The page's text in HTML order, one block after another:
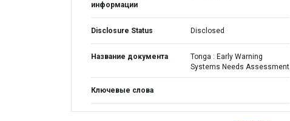
информации
Disclosure Status Disclosed
Название документа
Tonga : Early Warning
Systems Needs Assessment
Ключевые слова